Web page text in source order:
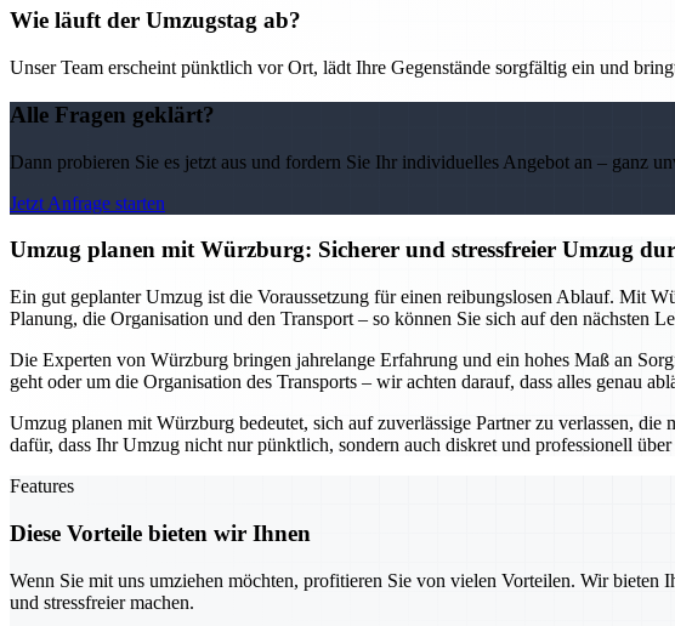
Wie läuft der Umzugstag ab?
Unser Team erscheint pünktlich vor Ort, lädt Ihre Gegenstände sorgfältig ein und
Alle Fragen geklärt?
Dann probieren Sie es jetzt aus und fordern Sie Ihr individuelles Angebot an – ganz
Jetzt Anfrage starten
Umzug planen mit Würzburg: Sicherer und stressfreier Umzug
Ein gut geplanter Umzug ist die Voraussetzung für einen reibungslosen Ablauf. Mit
Planung, die Organisation und den Transport – so können Sie sich auf den nächsten
Die Experten von Würzburg bringen jahrelange Erfahrung und ein hohes Maß an
geht oder um die Organisation des Transports – wir achten darauf, dass alles genau
Umzug planen mit Würzburg bedeutet, sich auf zuverlässige Partner zu verlassen,
dafür, dass Ihr Umzug nicht nur pünktlich, sondern auch diskret und professionell
Features
Diese Vorteile bieten wir Ihnen
Wenn Sie mit uns umziehen möchten, profitieren Sie von vielen Vorteilen. Wir
und stressfreier machen.